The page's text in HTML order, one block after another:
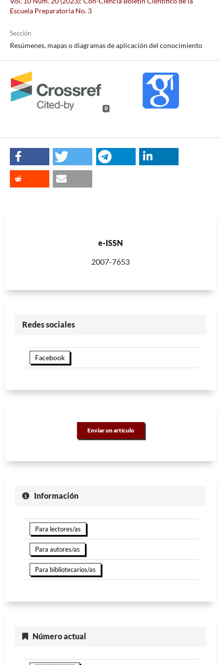
Escuela Preparatoria No. 3
Sección
Resúmenes, mapas o diagramas de aplicación del conocimiento
0
e-ISSN
2007-7653
Redes sociales
Facebook
Enviar un artículo
Información
Para lectores/as
Para autores/as
Para bibliotecarios/as
Número actual